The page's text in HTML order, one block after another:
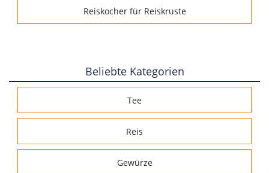
Reiskocher für Reiskruste
Beliebte Kategorien
Tee
Reis
Gewürze